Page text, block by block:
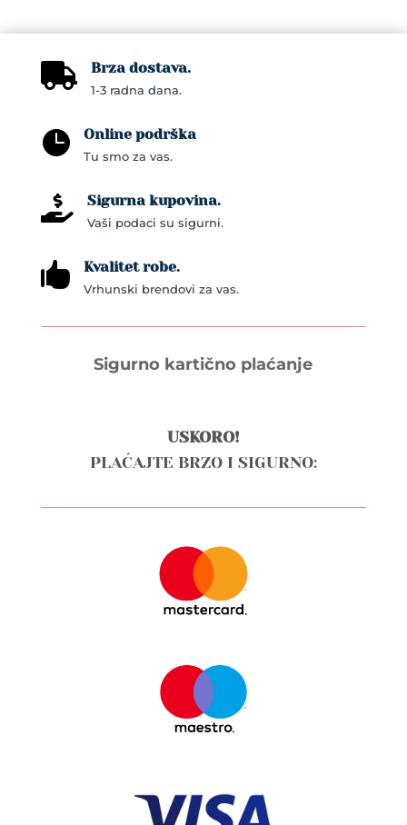
 Brza dostava.
1-3 radna dana.
 Online podrška
Tu smo za vas.
 Sigurna kupovina.
Vaši podaci su sigurni.
 Kvalitet robe.
Vrhunski brendovi za vas.
Sigurno kartično plaćanje
USKORO!
PLAĆAJTE BRZO I SIGURNO: